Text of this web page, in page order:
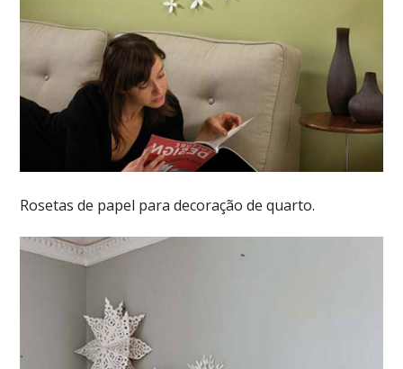
Rosetas de papel para decoração de quarto.